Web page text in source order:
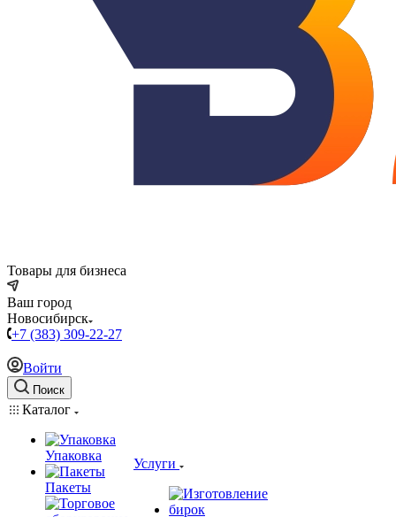
Товары для бизнеса
Ваш город
Новосибирск
+7 (383) 309-22-27
Войти
Поиск
Каталог
Упаковка
Пакеты
Услуги